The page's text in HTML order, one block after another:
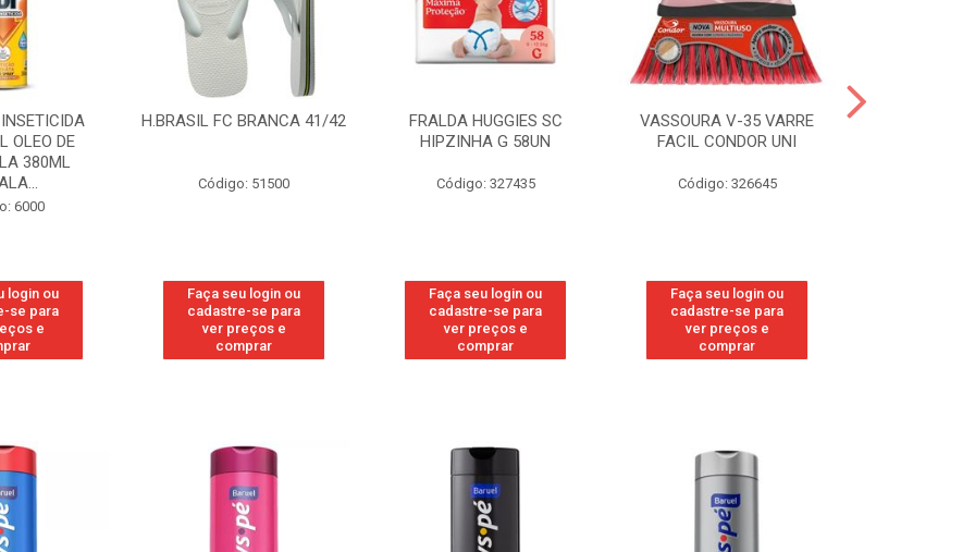
OLEO DE
380ML
6000
login ou
se para
e
H.BRASIL FC BRANCA 41/42
Código: 51500
Faça seu login ou
cadastre-se para
ver preços e
comprar
FRALDA HUGGIES SC
HIPZINHA G 58UN
Código: 327435
Faça seu login ou
cadastre-se para
ver preços e
comprar
VASSOURA V-35 VARRE
FACIL CONDOR UNI
Código: 326645
Faça seu login ou
cadastre-se para
ver preços e
comprar